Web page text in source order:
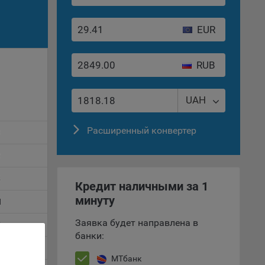
EUR
RUB
UAH
Расширенный конвертер
Кредит наличными за 1
минуту
Заявка будет направлена в
банки:
МТбанк